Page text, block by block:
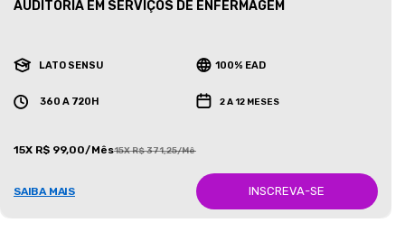
AUDITORIA EM SERVIÇOS DE ENFERMAGEM
LATO SENSU 100% EAD
360 A 720H 2 A 12 MESES
15X R$ 99,00/Mês15X R$ 371,25/Mês
SAIBA MAIS INSCREVA-SE